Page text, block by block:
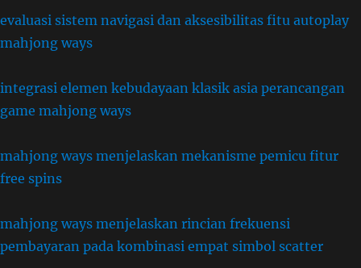
evaluasi sistem navigasi dan aksesibilitas fitu autoplay
mahjong ways
integrasi elemen kebudayaan klasik asia perancangan
game mahjong ways
mahjong ways menjelaskan mekanisme pemicu fitur
free spins
mahjong ways menjelaskan rincian frekuensi
pembayaran pada kombinasi empat simbol scatter